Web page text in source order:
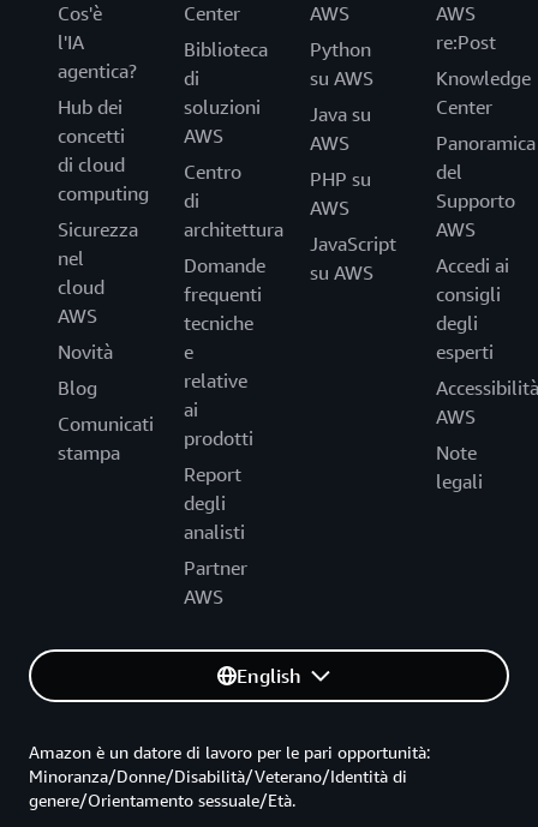
Cos'è
l'IA
agentica?
Hub dei
concetti
di cloud
computing
Sicurezza
nel
cloud
AWS
Novità
Blog
Comunicati
stampa
Center
Biblioteca
di
soluzioni
AWS
Centro
di
architettura
Domande
frequenti
tecniche
e
relative
ai
prodotti
Report
degli
analisti
Partner
AWS
AWS
Python
su AWS
Java su
AWS
PHP su
AWS
JavaScript
su AWS
AWS
re:Post
Knowledge
Center
Panoramica
del
Supporto
AWS
Accedi ai
consigli
degli
esperti
Accessibilità
AWS
Note
legali
English
Amazon è un datore di lavoro per le pari opportunità:
Minoranza/Donne/Disabilità/Veterano/Identità di
genere/Orientamento sessuale/Età.